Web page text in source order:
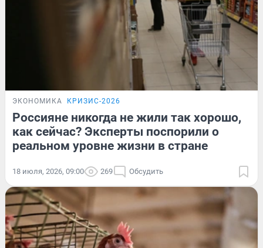
ЭКОНОМИКА КРИЗИС-2026
Россияне никогда не жили так хорошо,
как сейчас? Эксперты поспорили о
реальном уровне жизни в стране
18 июля, 2026, 09:00 269 Обсудить